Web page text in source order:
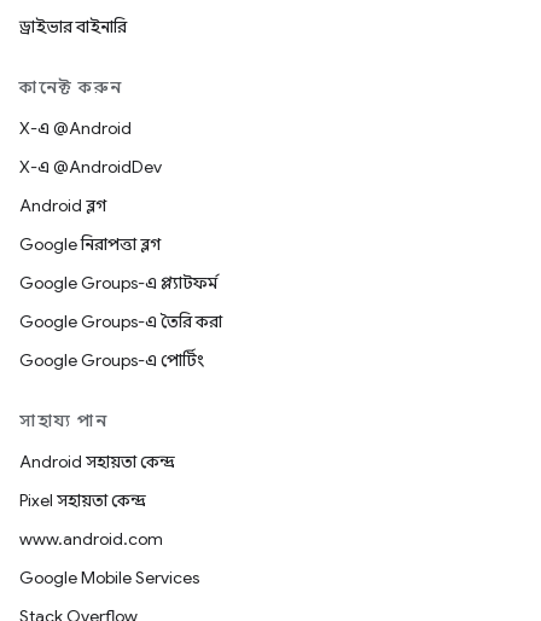
ড্রাইভার বাইনারি
কানেক্ট করুন
X-এ @Android
X-এ @AndroidDev
Android ব্লগ
Google নিরাপত্তা ব্লগ
Google Groups-এ প্ল্যাটফর্ম
Google Groups-এ তৈরি করা
Google Groups-এ পোর্টিং
সাহায্য পান
Android সহায়তা কেন্দ্র
Pixel সহায়তা কেন্দ্র
www.android.com
Google Mobile Services
Stack Overflow